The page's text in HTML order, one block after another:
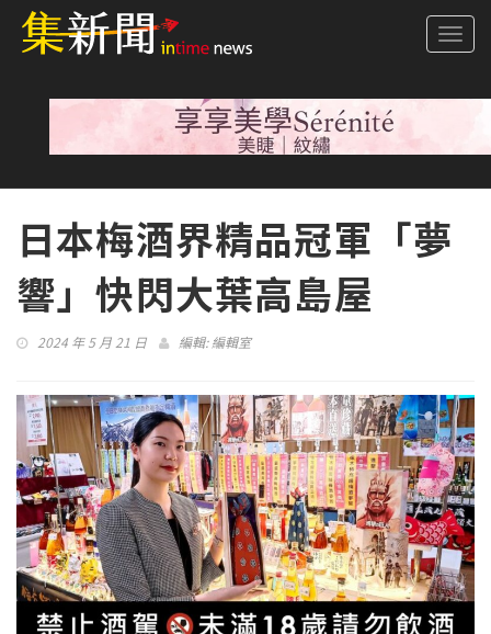
日本梅酒界精品冠軍「夢
響」快閃大葉高島屋
2024 年 5 月 21 日 編輯:編輯室